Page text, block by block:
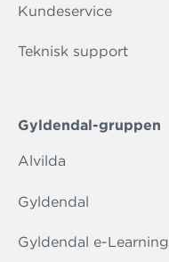
Kundeservice
Teknisk support
Gyldendal-gruppen
Alvilda
Gyldendal
Gyldendal e-Learning